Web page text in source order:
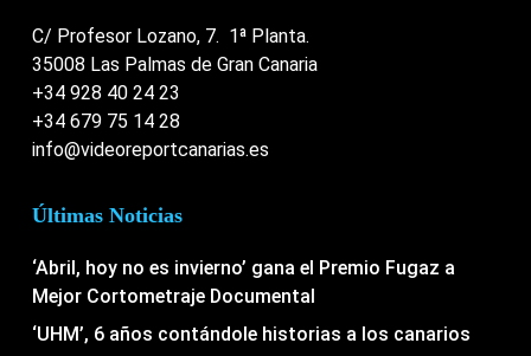
C/ Profesor Lozano, 7. 1ª Planta.
35008 Las Palmas de Gran Canaria
+34 928 40 24 23
+34 679 75 14 28
info@videoreportcanarias.es
Últimas Noticias
‘Abril, hoy no es invierno’ gana el Premio Fugaz a
Mejor Cortometraje Documental
‘UHM’, 6 años contándole historias a los canarios